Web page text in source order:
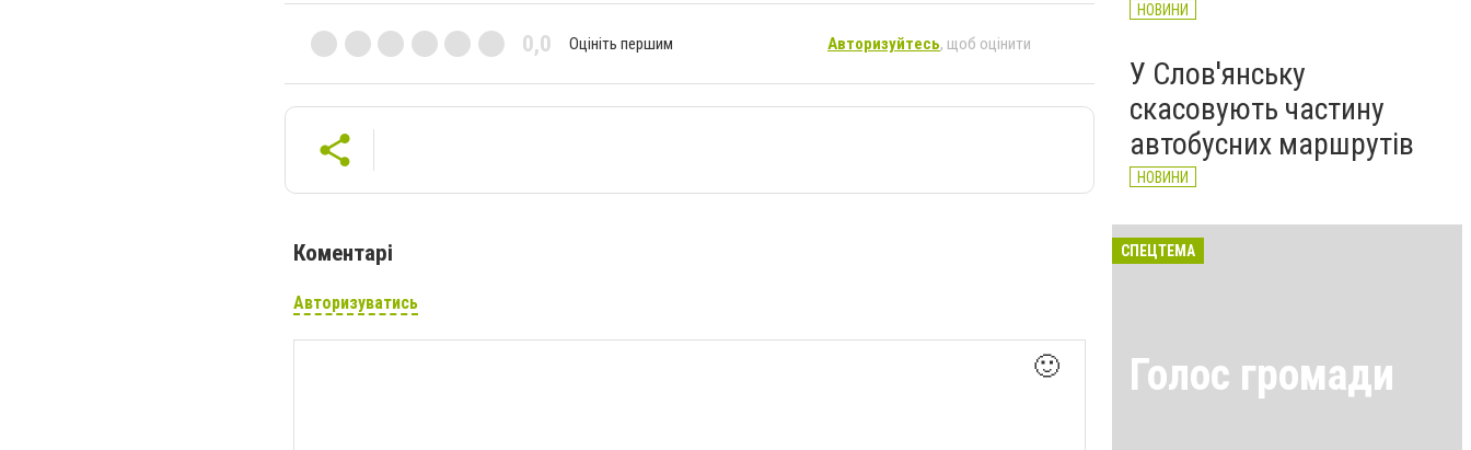
0,0 Оцініть першим Авторизуйтесь, щоб оцінити
Коментарі
Авторизуватись
🙂
НОВИНИ
У Слов'янську
скасовують частину
автобусних маршрутів
НОВИНИ
СПЕЦТЕМА
Голос громади